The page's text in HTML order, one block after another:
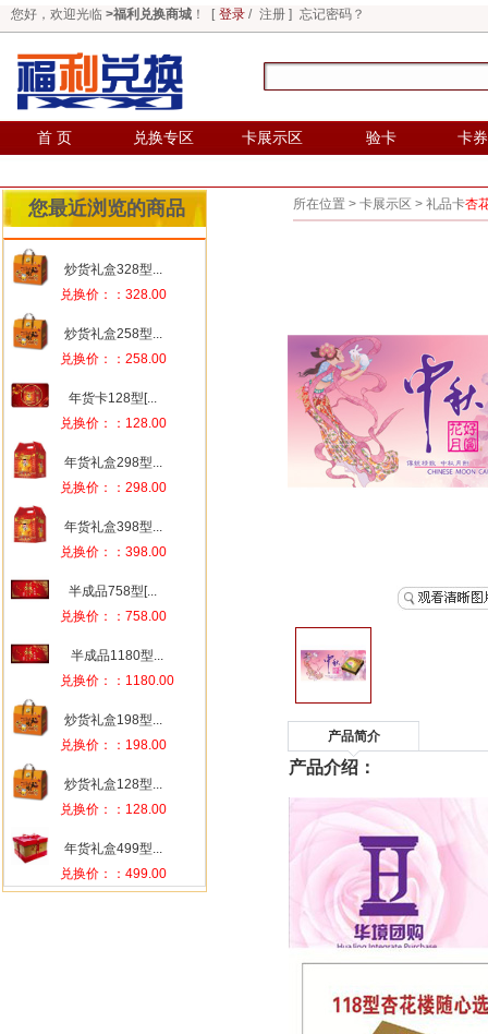
您好，欢迎光临 >福利兑换商城 ！ [ 登录 / 注册 ] 忘记密码？
首 页 兑换专区 卡展示区 验卡 卡
您最近浏览的商品
炒货礼盒328型...
兑换价：：328.00
炒货礼盒258型...
兑换价：：258.00
年货卡128型[...
兑换价：：128.00
年货礼盒298型...
兑换价：：298.00
年货礼盒398型...
兑换价：：398.00
半成品758型[...
兑换价：：758.00
半成品1180型...
兑换价：：1180.00
炒货礼盒198型...
兑换价：：198.00
炒货礼盒128型...
兑换价：：128.00
年货礼盒499型...
兑换价：：499.00
所在位置 > 卡展示区 > 礼品卡杏